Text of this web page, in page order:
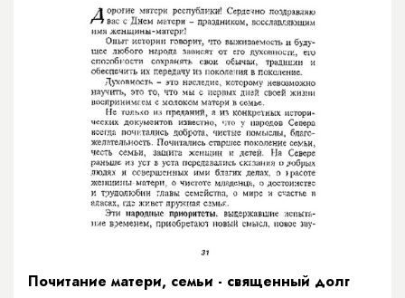
Почитание матери, семьи - священный долг